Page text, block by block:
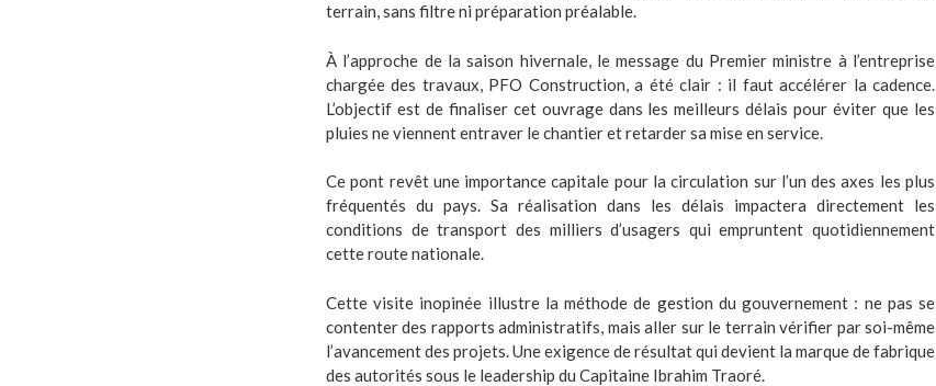
terrain, sans filtre ni préparation préalable.
À l’approche de la saison hivernale, le message du Premier ministre à l’entreprise
chargée des travaux, PFO Construction, a été clair : il faut accélérer la cadence.
L’objectif est de finaliser cet ouvrage dans les meilleurs délais pour éviter que les
pluies ne viennent entraver le chantier et retarder sa mise en service.
Ce pont revêt une importance capitale pour la circulation sur l’un des axes les plus
fréquentés du pays. Sa réalisation dans les délais impactera directement les
conditions de transport des milliers d’usagers qui empruntent quotidiennement
cette route nationale.
Cette visite inopinée illustre la méthode de gestion du gouvernement : ne pas se
contenter des rapports administratifs, mais aller sur le terrain vérifier par soi-même
l’avancement des projets. Une exigence de résultat qui devient la marque de fabrique
des autorités sous le leadership du Capitaine Ibrahim Traoré.